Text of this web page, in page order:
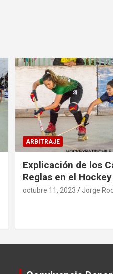
ARBITRAJE
Explicación de los
Reglas en el
octubre 11, 2023 Jorge